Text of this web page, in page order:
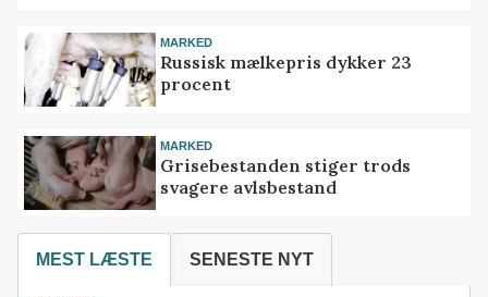
MARKED
Russisk mælkepris dykker 23
procent
MARKED
Grisebestanden stiger trods
svagere avlsbestand
MEST LÆSTE SENESTE NYT